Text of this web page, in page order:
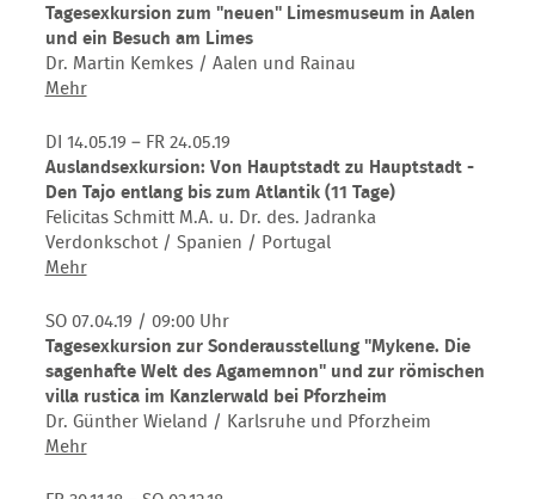
Tagesexkursion zum "neuen" Limesmuseum in Aalen
und ein Besuch am Limes
Dr. Martin Kemkes / Aalen und Rainau
MehrTagesexkursion
"neuen"
Limesmuseum
in
Aalen
und
ein
am
Limes
DI 14.05.19 – FR 24.05.19
Auslandsexkursion: Von Hauptstadt zu Hauptstadt -
Den Tajo entlang bis zum Atlantik (11 Tage)
Felicitas Schmitt M.A. u. Dr. des. Jadranka
Verdonkschot / Spanien / Portugal
MehrAuslandsexkursion:
Hauptstadt
zu
Hauptstadt
-
Den
Tajo
bis
SO 07.04.19 / 09:00 Uhr
Tagesexkursion zur Sonderausstellung "Mykene. Die
sagenhafte Welt des Agamemnon" und zur römischen
villa rustica im Kanzlerwald bei Pforzheim
Dr. Günther Wieland / Karlsruhe und Pforzheim
MehrTagesexkursion